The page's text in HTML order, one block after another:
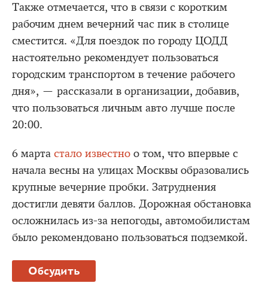
Также отмечается, что в связи с коротким
рабочим днем вечерний час пик в столице
сместится. «Для поездок по городу ЦОДД
настоятельно рекомендует пользоваться
городским транспортом в течение рабочего
дня», — рассказали в организации, добавив,
что пользоваться личным авто лучше после
20:00.
6 марта стало известно о том, что впервые с
начала весны на улицах Москвы образовались
крупные вечерние пробки. Затруднения
достигли девяти баллов. Дорожная обстановка
осложнилась из-за непогоды, автомобилистам
было рекомендовано пользоваться подземкой.
Обсудить